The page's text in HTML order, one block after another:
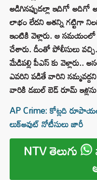
అడిగినప్పుడల్లా ఇదిగో అదిగో
లాభం లేదని అతన్ని గట్టిగా
ఇంటికి వెళ్లారు. ఆ
చేశారు. దీంతో పోలీసులు
మేడిపల్లి పీఎస్ కు వెళ్లారు..
ఎవరిని పడితే వారిని నమ్మవద్దని
వారికి డబుల్ బెడ్ రూమ్
AP Crime: కోట్లది
లుక్‌అవుట్‌ నోటీసులు జారీ
NTV తెలుగు